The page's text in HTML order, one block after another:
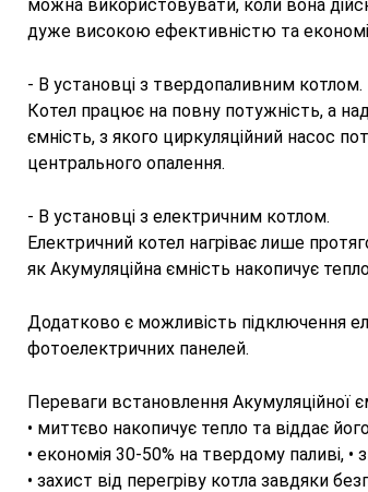
можна використовувати, коли вона
дуже високою ефективністю та
- В установці з твердопаливним котлом.
Котел працює на повну потужність, а
ємність, з якого циркуляційний насос
центрального опалення.
- В установці з електричним котлом.
Електричний котел нагріває лише
як Акумуляційна ємність накопичує
Додатково є можливість підключення
фотоелектричних панелей.
Переваги встановлення Акумуляційної
• миттєво накопичує тепло та віддає
• економія 30-50% на твердому паливі,
• захист від перегріву котла завдяки